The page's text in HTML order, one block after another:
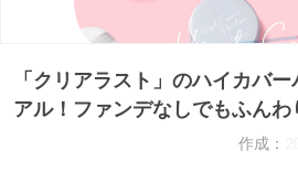
「クリアラスト」のハイカバ
アル！ファンデなしでもふん
作成：